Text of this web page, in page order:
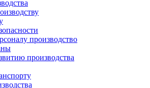
производство
производства